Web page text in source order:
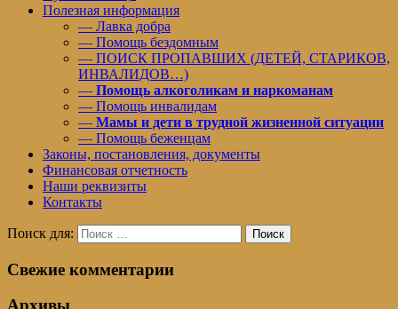
Полезная информация
— Лавка добра
— Помощь бездомным
— ПОИСК ПРОПАВШИХ (ДЕТЕЙ, СТАРИКОВ,
ИНВАЛИДОВ…)
— Помощь алкоголикам и наркоманам
— Помощь инвалидам
— Мамы и дети в трудной жизненной ситуации
— Помощь беженцам
Законы, постановления, документы
Финансовая отчетность
Наши реквизиты
Контакты
Поиск для: Поиск
Свежие комментарии